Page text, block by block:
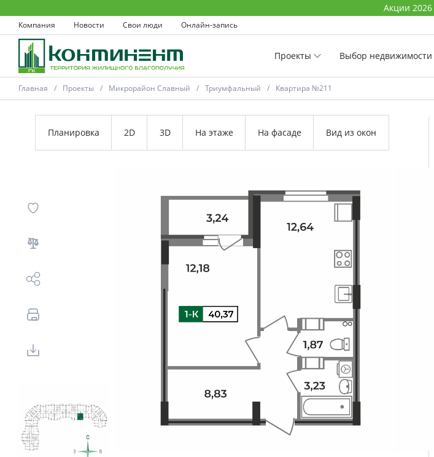
Акции 2026
Компания Новости Свои люди Онлайн-запись
Проекты Выбор недвижимости
Ковров
Проекты
Свои Люди
Офис продаж
О компании
Онлайн-запись
Главная Проекты Микрорайон Славный Триумфальный Квартира №211
Планировка 2D 3D На этаже На фасаде Вид из окон